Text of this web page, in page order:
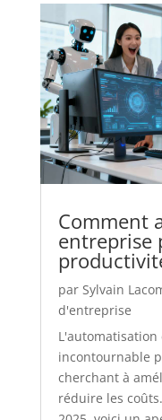
Comment
entreprise
par Sylvain
d'entreprise
incontournable
cherchant à
réduire les